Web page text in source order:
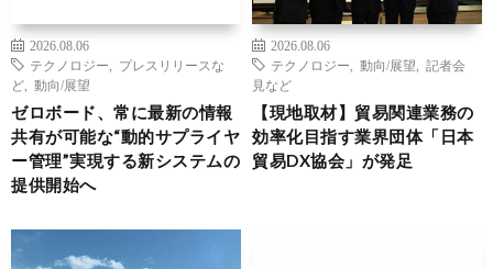
2026.08.06
テクノロジー
プレスリリースな
ど
動向/展望
ゼロボード、常に最新の情報
共有が可能な“動的サプライヤ
ー管理”実現する新システムの
提供開始へ
2026.08.06
テクノロジー
動向/展望
記者会
見など
【現地取材】貿易関連業務の
効率化目指す業界団体「日本
貿易DX協会」が発足